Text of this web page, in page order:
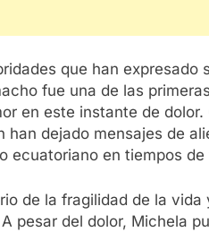
que han expresado
fue una de las
en este instante de
han dejado mensajes de
ecuatoriano en tiempos de
de la fragilidad de la
pesar del dolor, Michela